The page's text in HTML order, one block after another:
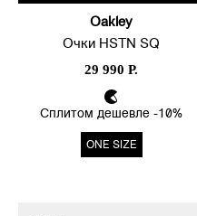
Oakley
Очки HSTN SQ
29 990 Р.
Сплитом дешевле -10%
ONE SIZE